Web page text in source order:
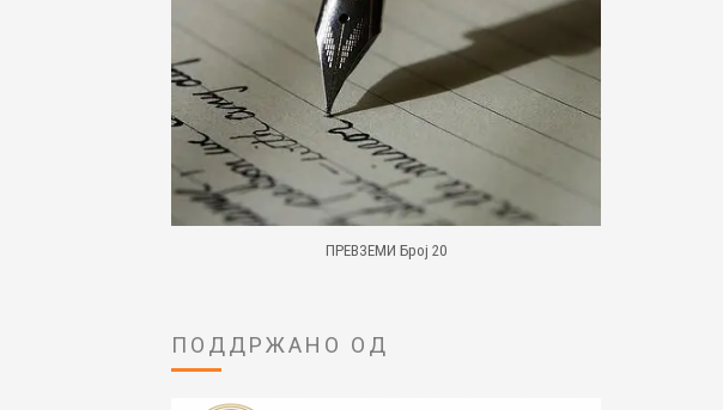
ПРЕВЗЕМИ Број 20
ПОДДРЖАНО ОД